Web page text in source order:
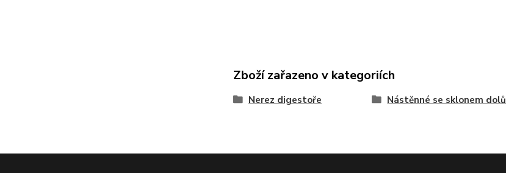
Zboží zařazeno v kategoriích
Nerez digestoře Nástěnné se sklonem dolů